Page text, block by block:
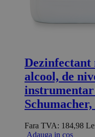
Dezinfectant
alcool, de
instrumentar
Fara TVA: 184,98
Adauga in cos